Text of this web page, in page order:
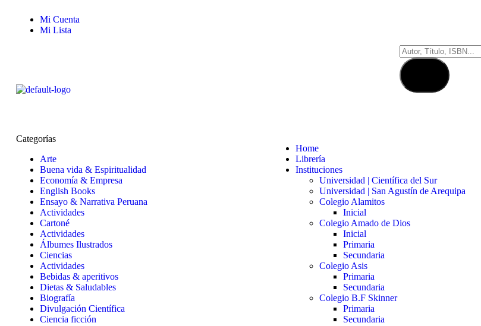
Mi Cuenta
Mi Lista
Categorías
Arte
Buena vida & Espiritualidad
Economía & Empresa
English Books
Ensayo & Narrativa Peruana
Actividades
Cartoné
Actividades
Álbumes Ilustrados
Ciencias
Actividades
Bebidas & aperitivos
Dietas & Saludables
Biografía
Divulgación Científica
Ciencia ficción
Home
Librería
Instituciones
Universidad | Científica del Sur
Universidad | San Agustín de Arequipa
Colegio Alamitos
Inicial
Colegio Amado de Dios
Inicial
Primaria
Secundaria
Colegio Asis
Primaria
Secundaria
Colegio B.F Skinner
Primaria
Secundaria